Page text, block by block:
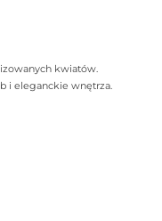
kwiatów.
i eleganckie wnętrza.